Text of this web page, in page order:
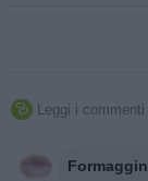
 Leggi i commenti